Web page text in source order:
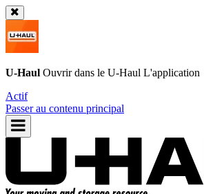
U-Haul Ouvrir dans le U-Haul L'application
Actif
Passer au contenu principal